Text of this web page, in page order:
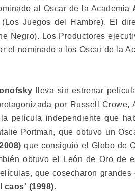
al Oscar de la Academia
(Los Juegos del Hambre). El
Negro). Los Productores
el nominado a los Oscar de la
lleva sin estrenar
por Russell Crowe,
película independiente que
Portman, que obtuvo un
que consiguió el Globo de
obtuvo el León de Oro de
que cosecharon grandes
caos' (1998).